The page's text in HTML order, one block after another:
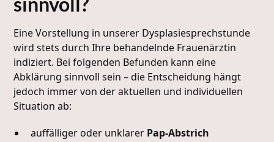
Eine Vorstellung in unserer Dysplasiesprechstunde
wird stets durch Ihre behandelnde Frauenärztin
indiziert. Bei folgenden Befunden kann eine
Abklärung sinnvoll sein – die Entscheidung hängt
jedoch immer von der aktuellen und individuellen
Situation ab:
auffälliger oder unklarer Pap-Abstrich